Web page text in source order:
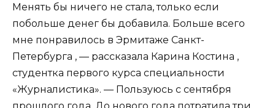
Менять бы ничего не стала, только если
побольше денег бы добавила. Больше всего
мне понравилось в Эрмитаже Санкт-
Петербурга , — рассказала Карина Костина ,
студентка первого курса специальности
«Журналистика». — Пользуюсь с сентября